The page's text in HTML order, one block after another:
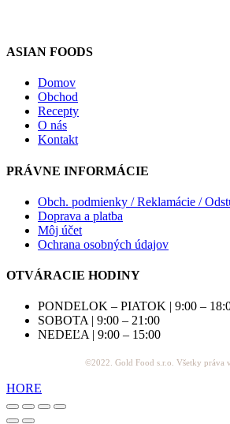
ASIAN FOODS
Domov
Obchod
Recepty
O nás
Kontakt
PRÁVNE INFORMÁCIE
Obch. podmienky / Reklamácie /
Doprava a platba
Môj účet
Ochrana osobných údajov
OTVÁRACIE HODINY
PONDELOK – PIATOK | 9:00 –
SOBOTA | 9:00 – 21:00
NEDEĽA | 9:00 – 15:00
©2022. Gold Food s.r.o. Všetky práva
HORE